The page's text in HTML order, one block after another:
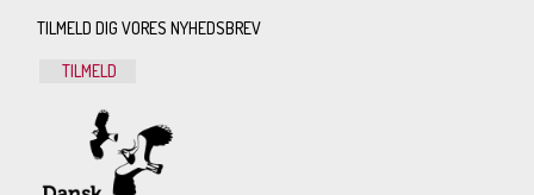
TILMELD DIG VORES NYHEDSBREV
TILMELD